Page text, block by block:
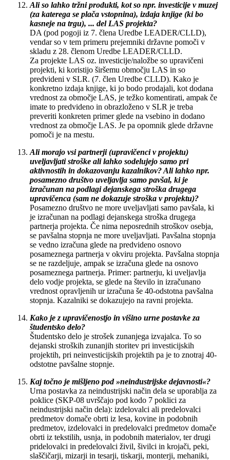
Ali so lahko tržni produkti, kot so npr. investicije v muzej
(za katerega se plača vstopnina), izdaja knjige (ki bo
kasneje na trgu), ... del LAS projekta?
DA (pod pogoji iz 7. člena Uredbe LEADER/CLLD),
vendar so v tem primeru prejemniki državne pomoči v
skladu z 28. členom Uredbe LEADER/CLLD.
Za projekte LAS oz. investicije/naložbe so upravičeni
projekti, ki koristijo širšemu območju LAS in so
predvideni v SLR. (7. člen Uredbe CLLD). Kako je
konkretno izdaja knjige, ki jo bodo prodajali, kot dodana
vrednost za območje LAS, je težko komentirati, ampak če
imate to predvideno in obrazloženo v SLR je treba
preveriti konkreten primer glede na vsebino in dodano
vrednost za območje LAS. Je pa opomnik glede državne
pomoči je na mestu.
Ali morajo vsi partnerji (upravičenci v projektu)
uveljavljati stroške ali lahko sodelujejo samo pri
aktivnostih in dokazovanju kazalnikov? Ali lahko npr.
posamezno društvo uveljavlja samo pavšal, ki je
izračunan na podlagi dejanskega stroška drugega
upravičenca (sam ne dokazuje stroška v projektu)?
Posamezno društvo ne more uveljavljati samo pavšala, ki
je izračunan na podlagi dejanskega stroška drugega
partnerja projekta. Če nima neposrednih stroškov osebja,
se pavšalna stopnja ne more uveljavljati. Pavšalna stopnja
se vedno izračuna glede na predvideno osnovo
posameznega partnerja v okviru projekta. Pavšalna stopnja
se ne razdeljuje, ampak se izračuna glede na osnovo
posameznega partnerja. Primer: partnerju, ki uveljavlja
delo vodje projekta, se glede na število in izračunano
vrednost opravljenih ur izračuna še 40-odstotna pavšalna
stopnja. Kazalniki se dokazujejo na ravni projekta.
Kako je z upravičenostjo in višino urne postavke za
študentsko delo?
Študentsko delo je strošek zunanjega izvajalca. To so
dejanski stroških zunanjih storitev pri investicijskih
projektih, pri neinvesticijskih projektih pa je to znotraj 40-
odstotne pavšalne stopnje.
Kaj točno je mišljeno pod »neindustrijske dejavnosti«?
Urna postavka za neindustrijski način dela se uporablja za
poklice (SKP-08 uvrščajo pod kodo 7 poklici za
neindustrijski način dela): izdelovalci ali predelovalci
predmetov domače obrti iz lesa, kovine in podobnih
predmetov, izdelovalci in predelovalci predmetov domače
obrti iz tekstilih, usnja, in podobnih materialov, ter drugi
pridelovalci in predelovalci živil, šivilci in krojači, peki,
slaščičarji, mizarji in tesarji, tiskarji, monterji, mehaniki,